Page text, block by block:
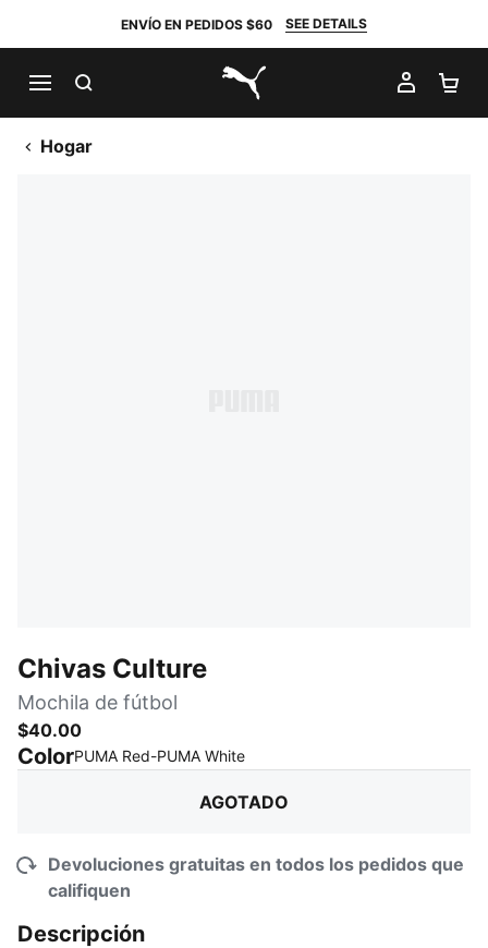
ENVÍO EN PEDIDOS $60 SEE DETAILS
PUMA.com
MI
Hogar
Chivas Culture
Mochila de fútbol
$40.00
ColorPUMA Red-PUMA White:
AGOTADO
Devoluciones gratuitas en todos los pedidos que
califiquen
Descripción